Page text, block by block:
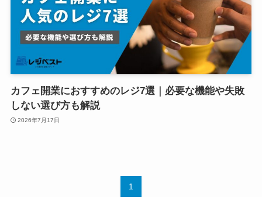
カフェ開業におすすめのレジ7選｜必要な機能や失敗
しない選び方も解説
2026年7月17日
1